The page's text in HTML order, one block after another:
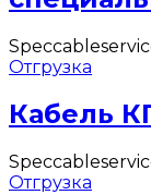
Отгрузка
Кабель
Отгрузка